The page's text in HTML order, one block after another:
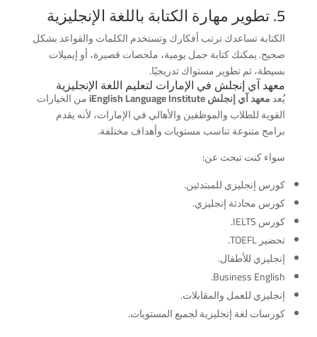
5. تطوير مهارة الكتابة باللغة الإنجليزية
الكتابة تساعدك ترتب أفكارك وتستخدم الكلمات والقواعد بشكل
صحيح. يمكنك كتابة جمل يومية، ملخصات قصيرة، أو إيميلات
بسيطة، ثم تطوير مستواك تدريجيًا.
معهد آي إنجلش في الإمارات لتعليم اللغة الإنجليزية
يُعدمعهد آي إنجلش iEnglish Language Institute
من الخيارات
القوية للطلاب والموظفين والأهالي في الإمارات، لأنه يقدم
برامج متنوعة تناسب مستويات وأهداف مختلفة.
سواء كنت تبحث عن:
كورس إنجليزي للمبتدئين.
كورس محادثة إنجليزي.
كورس IELTS.
تحضير TOEFL.
إنجليزي للأطفال.
Business English.
إنجليزي للعمل والمقابلات.
كورسات لغة إنجليزية لجميع المستويات.